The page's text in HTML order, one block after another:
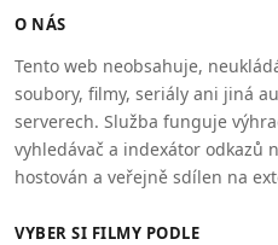
O NÁS
Tento web neobsahuje,
soubory, filmy, seriály ani jiná
serverech. Služba funguje
vyhledávač a indexátor odkazů
hostován a veřejně sdílen na
VYBER SI FILMY PODLE